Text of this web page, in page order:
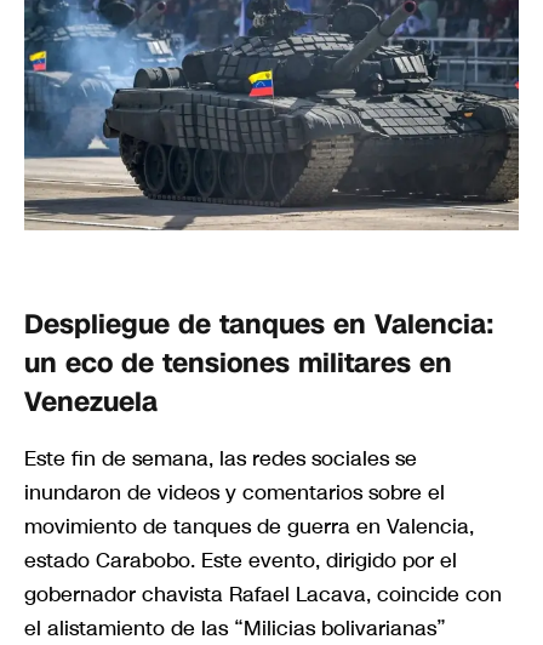
Despliegue de tanques en Valencia:
un eco de tensiones militares en
Venezuela
Este fin de semana, las redes sociales se
inundaron de videos y comentarios sobre el
movimiento de tanques de guerra en Valencia,
estado Carabobo. Este evento, dirigido por el
gobernador chavista Rafael Lacava, coincide con
el alistamiento de las “Milicias bolivarianas”